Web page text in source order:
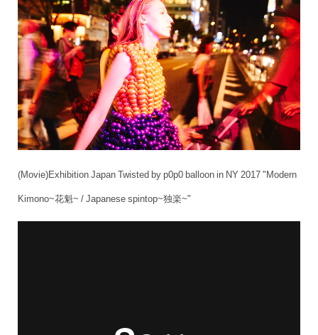
(Movie)Exhibition Japan Twisted by p0p0 balloon in NY 2017 "Modern
Kimono~花魁~ / Japanese spintop~独楽~"